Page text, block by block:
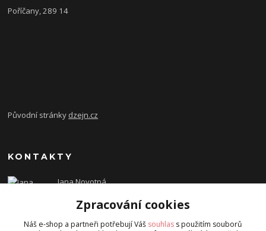
Poříčany, 289 14
Původní stránky dzejn.cz
KONTAKTY
Jana Novotná
dzejn.n@email.cz
Zpracování cookies
Náš e-shop a partneři potřebují Váš souhlas s použitím souborů